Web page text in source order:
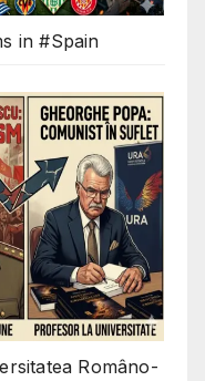
in #Spain
Româno-